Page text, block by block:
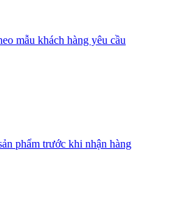
mẫu khách hàng yêu cầu
phẩm trước khi nhận hàng